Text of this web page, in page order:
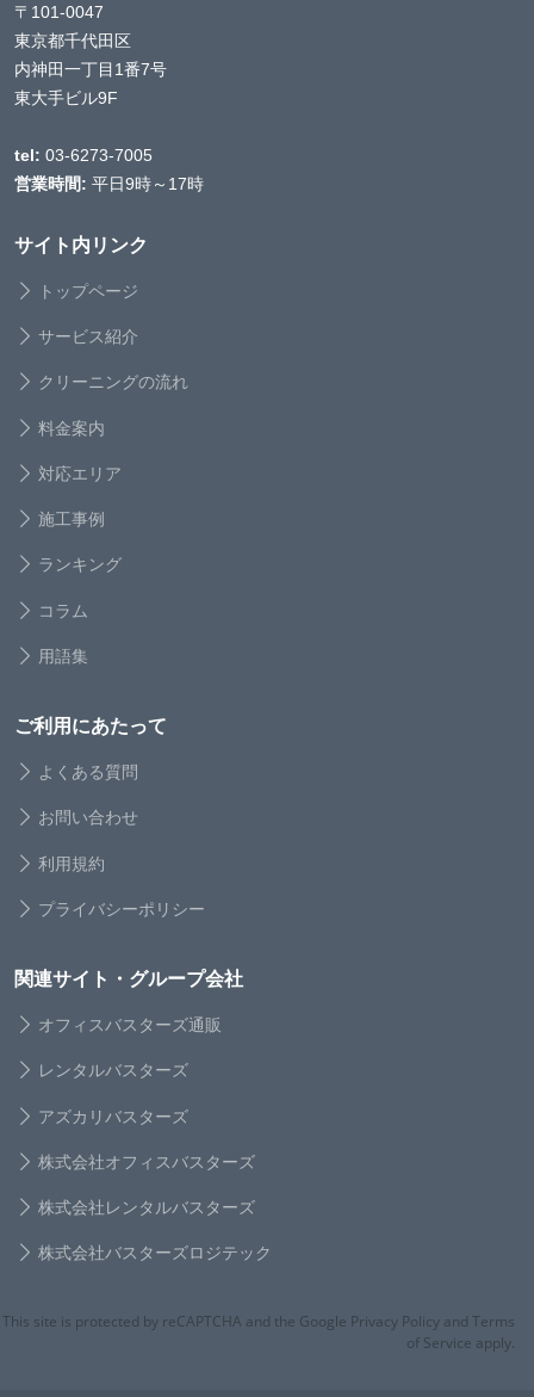
〒101-0047
東京都千代田区
内神田一丁目1番7号
東大手ビル9F
tel: 03-6273-7005
営業時間: 平日9時～17時
サイト内リンク
トップページ
サービス紹介
クリーニングの流れ
料金案内
対応エリア
施工事例
ランキング
コラム
用語集
ご利用にあたって
よくある質問
お問い合わせ
利用規約
プライバシーポリシー
関連サイト・グループ会社
オフィスバスターズ通販
レンタルバスターズ
アズカリバスターズ
株式会社オフィスバスターズ
株式会社レンタルバスターズ
株式会社バスターズロジテック
This site is protected by reCAPTCHA and the Google Privacy Policy and Terms
of Service apply.